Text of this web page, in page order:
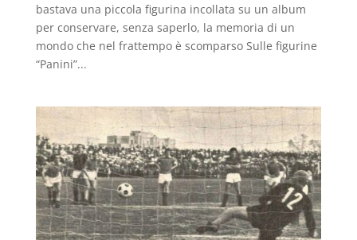
bastava una piccola figurina incollata su un album
per conservare, senza saperlo, la memoria di un
mondo che nel frattempo è scomparso Sulle figurine
“Panini”...